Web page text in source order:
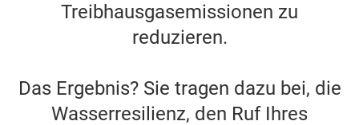
Treibhausgasemissionen zu
reduzieren.
Das Ergebnis? Sie tragen dazu bei, die
Wasserresilienz, den Ruf Ihres